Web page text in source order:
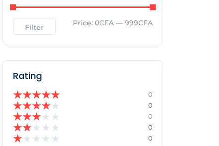
Filter Price: 0CFA — 999CFA
Rating
★★★★★ 0
★★★★★ 0
★★★★ ★ 0
★★★ ★ ★ 0
★★ ★ ★ ★ 0